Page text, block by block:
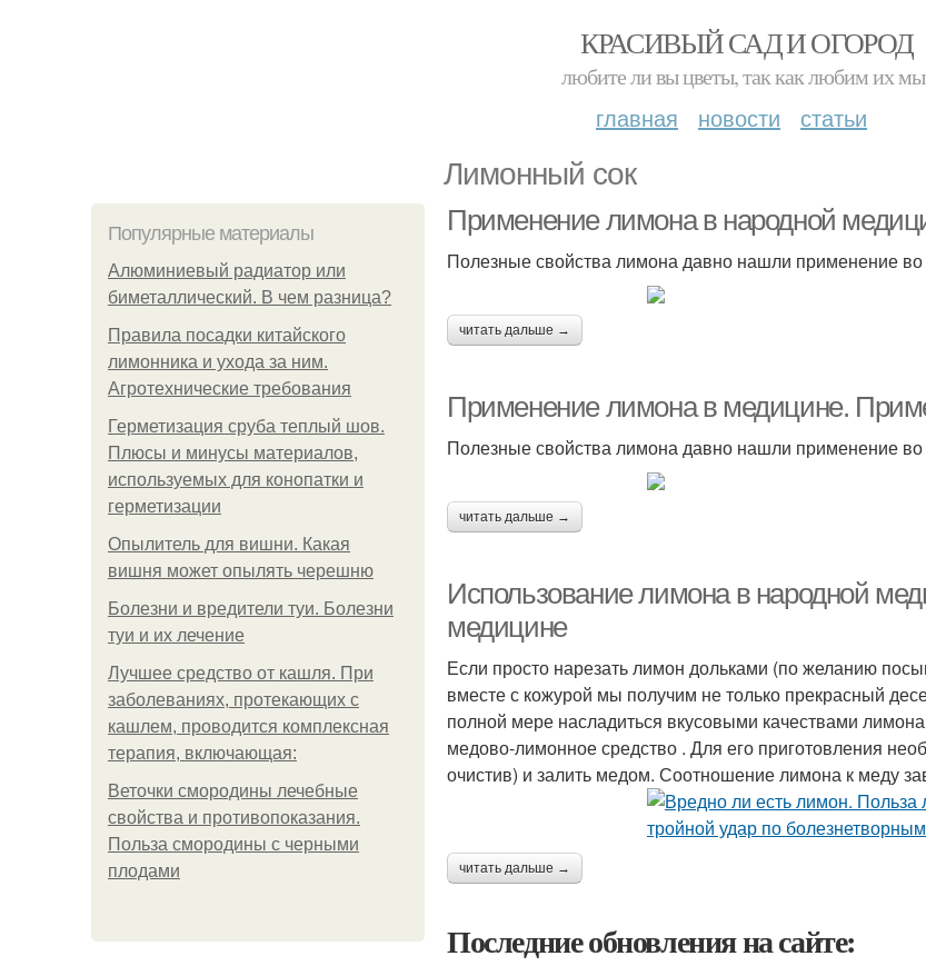
КРАСИВЫЙ САД И ОГОРОД
любите ли вы цветы, так как любим их
главная новости статьи
Лимонный сок
Популярные материалы
Алюминиевый радиатор или
биметаллический. В чем разница?
Правила посадки китайского
лимонника и ухода за ним.
Агротехнические требования
Герметизация сруба теплый шов.
Плюсы и минусы материалов,
используемых для конопатки и
герметизации
Опылитель для вишни. Какая
вишня может опылять черешню
Болезни и вредители туи. Болезни
туи и их лечение
Лучшее средство от кашля. При
заболеваниях, протекающих с
кашлем, проводится комплексная
терапия, включающая:
Веточки смородины лечебные
свойства и противопоказания.
Польза смородины с черными
плодами
Применение лимона в народной
Полезные свойства лимона давно нашли применение
читать дальше →
Применение лимона в медицине.
Полезные свойства лимона давно нашли применение
читать дальше →
Использование лимона в народной
медицине
Если просто нарезать лимон дольками (по желанию
вместе с кожурой мы получим не только прекрасный
полной мере насладиться вкусовыми качествами
медово-лимонное средство . Для его приготовления
очистив) и залить медом. Соотношение лимона к меду
читать дальше →
Последние обновления на сайте: